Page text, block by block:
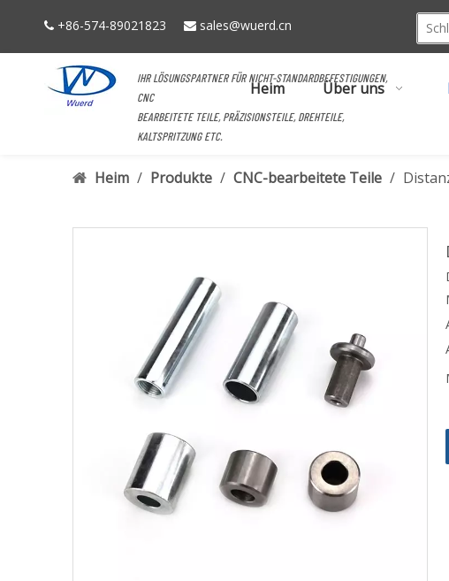
 +86-574-89021823  sales@wuerd.cn
IHR LÖSUNGSPARTNER FÜR NICHT-STANDARDBEFESTIGUNGEN,
CNC
BEARBEITETE TEILE, PRÄZISIONSTEILE, DREHTEILE,
KALTSPRITZUNG ETC.
Heim Über uns
Heim / Produkte / CNC-bearbeitete Teile /